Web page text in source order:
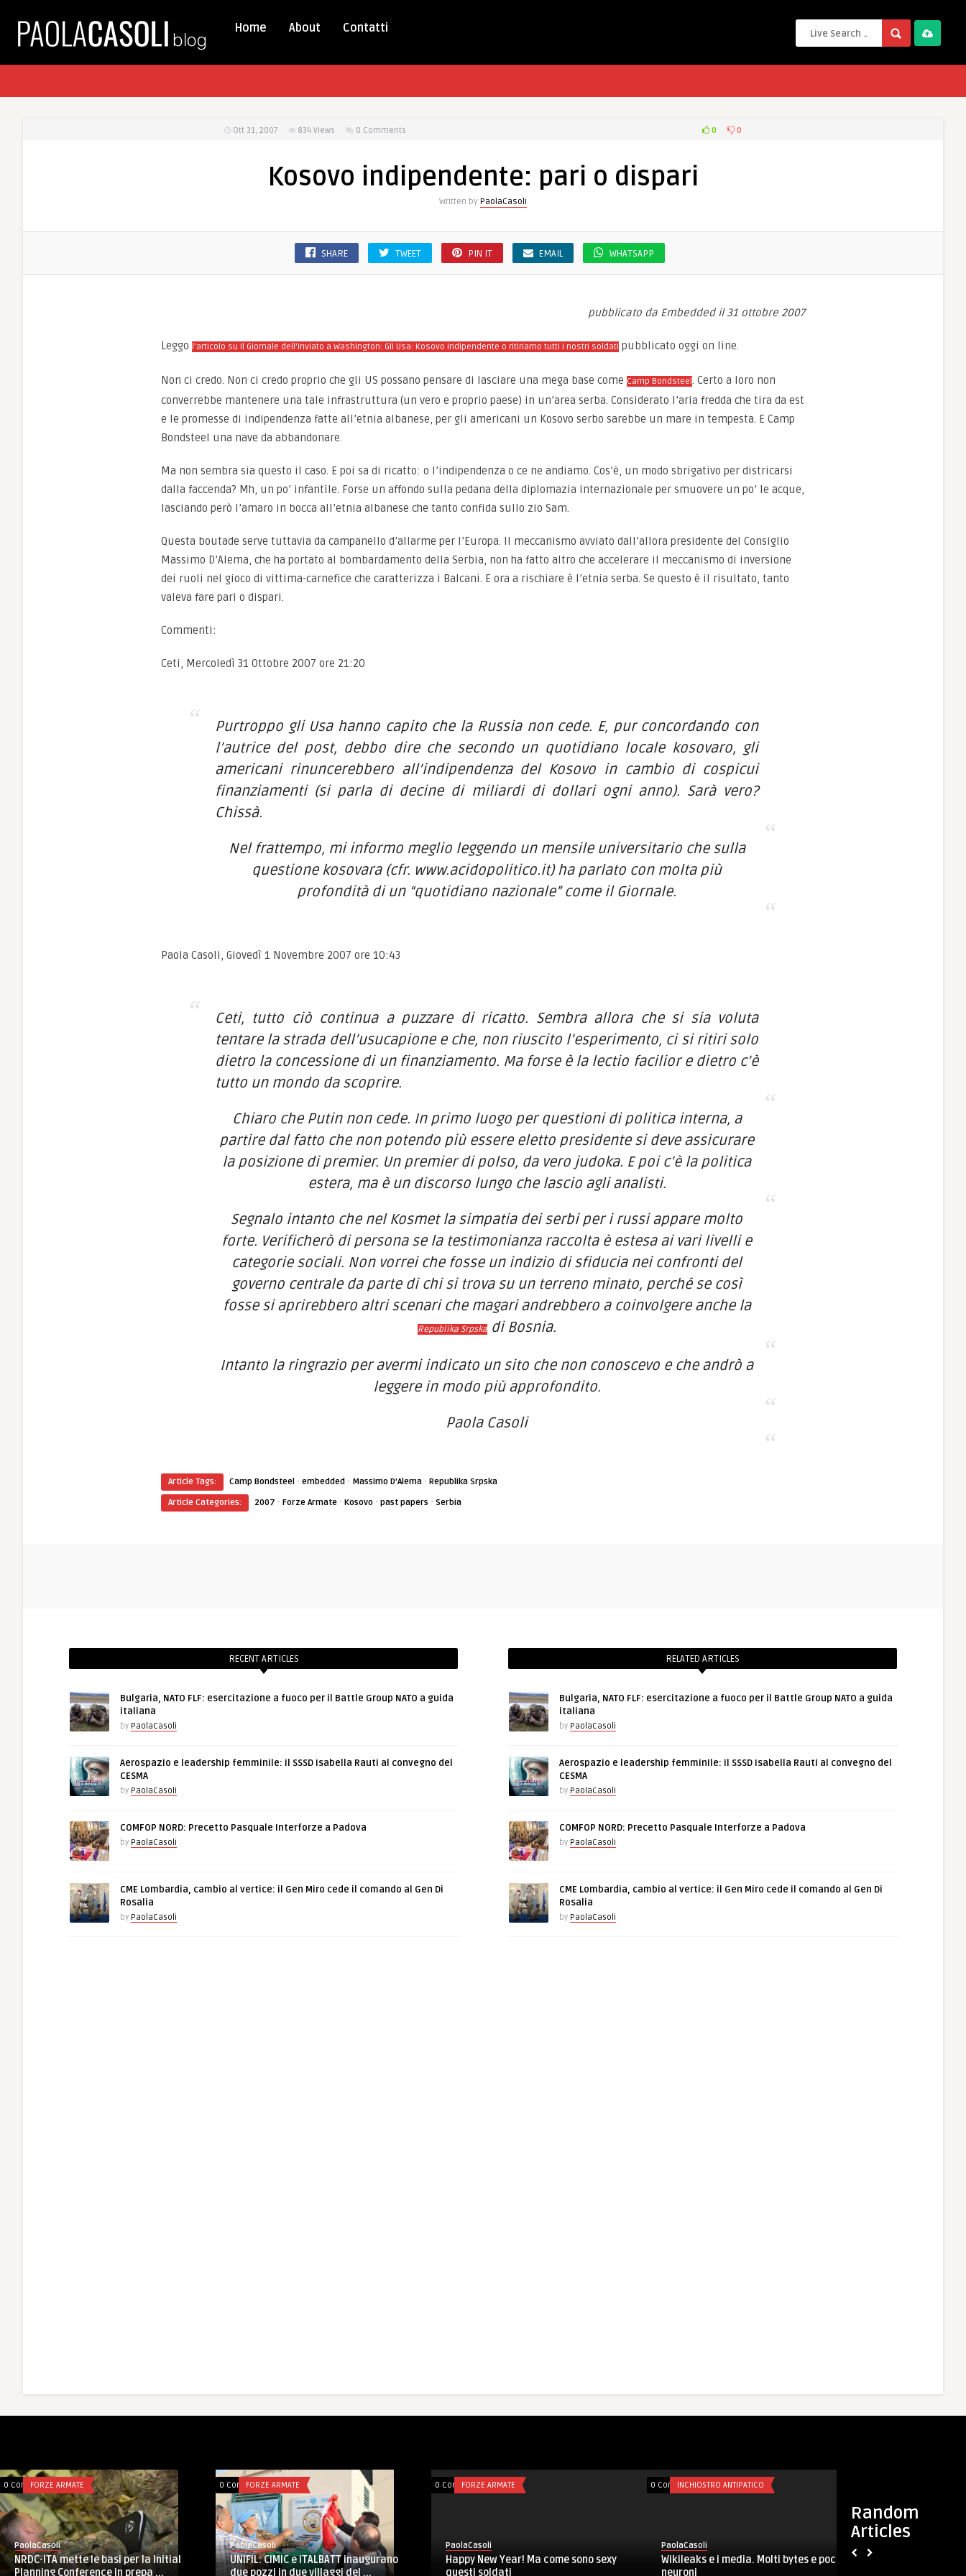
Home About Contatti
Ott 31, 2007 834 Views 0 Comments 0 0
Kosovo indipendente: pari o dispari
Written by PaolaCasoli
SHARE TWEET PIN IT EMAIL WHATSAPP
pubblicato da Embedded il 31 ottobre 2007
Leggo l’articolo su Il Giornale dell’inviato a Washington: Gli Usa: Kosovo indipendente o ritiriamo tutti i nostri soldati pubblicato oggi on line.
Non ci credo. Non ci credo proprio che gli US possano pensare di lasciare una mega base come Camp Bondsteel. Certo a loro non
converrebbe mantenere una tale infrastruttura (un vero e proprio paese) in un’area serba. Considerato l’aria fredda che tira da est
e le promesse di indipendenza fatte all’etnia albanese, per gli americani un Kosovo serbo sarebbe un mare in tempesta. E Camp
Bondsteel una nave da abbandonare.
Ma non sembra sia questo il caso. E poi sa di ricatto: o l’indipendenza o ce ne andiamo. Cos’è, un modo sbrigativo per districarsi
dalla faccenda? Mh, un po’ infantile. Forse un affondo sulla pedana della diplomazia internazionale per smuovere un po’ le acque,
lasciando però l’amaro in bocca all’etnia albanese che tanto confida sullo zio Sam.
Questa boutade serve tuttavia da campanello d’allarme per l’Europa. Il meccanismo avviato dall’allora presidente del Consiglio
Massimo D’Alema, che ha portato al bombardamento della Serbia, non ha fatto altro che accelerare il meccanismo di inversione
dei ruoli nel gioco di vittima-carnefice che caratterizza i Balcani. E ora a rischiare è l’etnia serba. Se questo è il risultato, tanto
valeva fare pari o dispari.
Commenti:
Ceti, Mercoledì 31 Ottobre 2007 ore 21:20
Purtroppo gli Usa hanno capito che la Russia non cede. E, pur concordando con
l’autrice del post, debbo dire che secondo un quotidiano locale kosovaro, gli
americani rinuncerebbero all’indipendenza del Kosovo in cambio di cospicui
finanziamenti (si parla di decine di miliardi di dollari ogni anno). Sarà vero?
Chissà.
Nel frattempo, mi informo meglio leggendo un mensile universitario che sulla
questione kosovara (cfr. www.acidopolitico.it) ha parlato con molta più
profondità di un “quotidiano nazionale” come il Giornale.
Paola Casoli, Giovedì 1 Novembre 2007 ore 10:43
Ceti, tutto ciò continua a puzzare di ricatto. Sembra allora che si sia voluta
tentare la strada dell’usucapione e che, non riuscito l’esperimento, ci si ritiri solo
dietro la concessione di un finanziamento. Ma forse è la lectio facilior e dietro c’è
tutto un mondo da scoprire.
Chiaro che Putin non cede. In primo luogo per questioni di politica interna, a
partire dal fatto che non potendo più essere eletto presidente si deve assicurare
la posizione di premier. Un premier di polso, da vero judoka. E poi c’è la politica
estera, ma è un discorso lungo che lascio agli analisti.
Segnalo intanto che nel Kosmet la simpatia dei serbi per i russi appare molto
forte. Verificherò di persona se la testimonianza raccolta è estesa ai vari livelli e
categorie sociali. Non vorrei che fosse un indizio di sfiducia nei confronti del
governo centrale da parte di chi si trova su un terreno minato, perché se così
fosse si aprirebbero altri scenari che magari andrebbero a coinvolgere anche la
Republika Srpskadi Bosnia.
Intanto la ringrazio per avermi indicato un sito che non conoscevo e che andrò a
leggere in modo più approfondito.
Paola Casoli
Article Tags: Camp Bondsteel · embedded · Massimo D'Alema · Republika Srpska
Article Categories:
2007 · Forze Armate · Kosovo · past papers · Serbia
RECENT ARTICLES
Bulgaria, NATO FLF: esercitazione a fuoco per il Battle Group NATO a guida
italiana
by PaolaCasoli
Aerospazio e leadership femminile: il SSSD Isabella Rauti al convegno del
CESMA
by PaolaCasoli
COMFOP NORD: Precetto Pasquale Interforze a Padova
by PaolaCasoli
CME Lombardia, cambio al vertice: il Gen Miro cede il comando al Gen Di
Rosalia
by PaolaCasoli
RELATED ARTICLES
Bulgaria, NATO FLF: esercitazione a fuoco per il Battle Group NATO a guida
italiana
by PaolaCasoli
Aerospazio e leadership femminile: il SSSD Isabella Rauti al convegno del
CESMA
by PaolaCasoli
COMFOP NORD: Precetto Pasquale Interforze a Padova
by PaolaCasoli
CME Lombardia, cambio al vertice: il Gen Miro cede il comando al Gen Di
Rosalia
by PaolaCasoli
Random
Articles
0 CommentsINCHIOSTRO ANTIPATICO
PaolaCasoli
Erano santi, eroi, navigatori. Ora sono
concorrenti
0 Comments
AFGHANISTAN
PaolaCasoli
Il TAAC-W dona apparecchiatura
odontoiatrica all’ospedale di Herat
0 CommentsFORZE ARMATE
PaolaCasoli
Farnborough International Airshow:
saranno presenti 14 Pmi lombard ...
0 CommentsFORZE ARMATE